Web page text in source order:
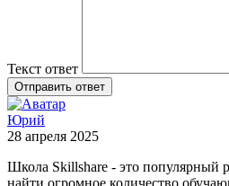
Текст ответ
Отправить ответ
Юрий
28 апреля 2025
Школа Skillshare - это популярный
найти огромное количество